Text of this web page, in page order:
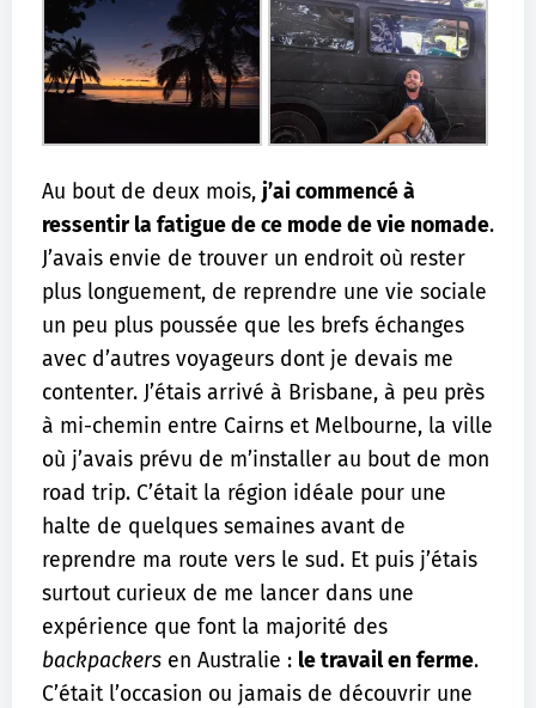
Au bout de deux mois, j’ai commencé à
ressentir la fatigue de ce mode de vie nomade.
J’avais envie de trouver un endroit où rester
plus longuement, de reprendre une vie sociale
un peu plus poussée que les brefs échanges
avec d’autres voyageurs dont je devais me
contenter. J’étais arrivé à Brisbane, à peu près
à mi-chemin entre Cairns et Melbourne, la ville
où j’avais prévu de m’installer au bout de mon
road trip. C’était la région idéale pour une
halte de quelques semaines avant de
reprendre ma route vers le sud. Et puis j’étais
surtout curieux de me lancer dans une
expérience que font la majorité des
backpackers en Australie : le travail en ferme.
C’était l’occasion ou jamais de découvrir une